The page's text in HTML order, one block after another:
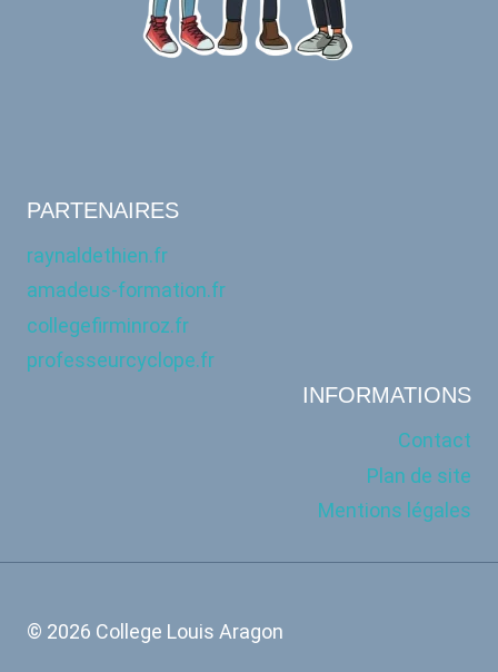
PARTENAIRES
raynaldethien.fr
amadeus-formation.fr
collegefirminroz.fr
professeurcyclope.fr
INFORMATIONS
Contact
Plan de site
Mentions légales
© 2026 College Louis Aragon